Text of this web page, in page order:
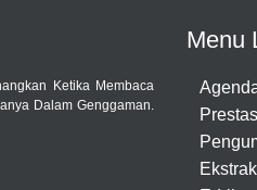
Ketika Membaca
Dalam Genggaman.
Menu